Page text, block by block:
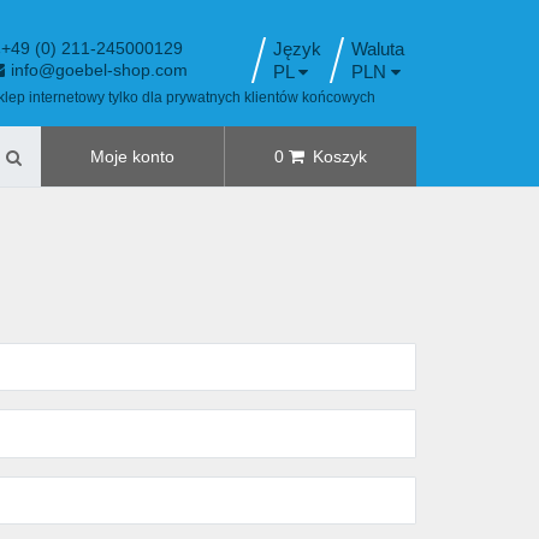
Język
PL
PLN
+49 (0) 211-245000129
info@goebel-shop.com
internetowy tylko dla prywatnych klientów końcowych
Moje konto 0 Koszyk